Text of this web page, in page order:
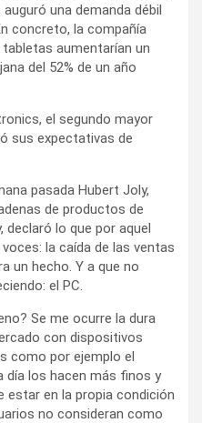
una demanda débil
concreto, la compañía
aumentarían un
del 52% de un año
el segundo mayor
sus expectativas de
pasada Hubert Joly,
de productos de
declaró lo que por aquel
la caída de las ventas
un hecho. Y a que no
el PC.
Se me ocurre la dura
con dispositivos
como por ejemplo el
día los hacen más finos y
estar en la propia condición
no consideran como